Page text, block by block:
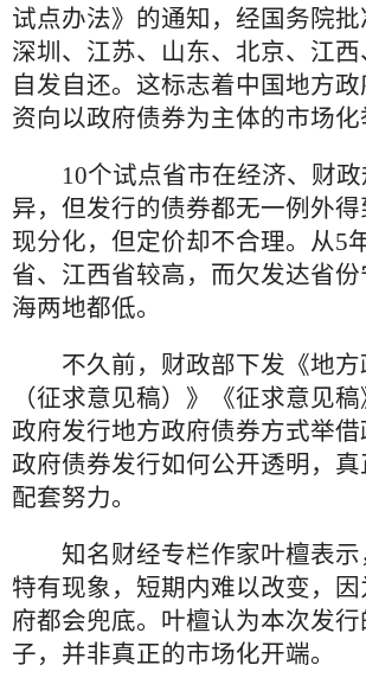
试点办法》的通知，经国务院
深圳、江苏、山东、北京、江
自发自还。这标志着中国地方
资向以政府债券为主体的市场
10个试点省市在经济、财政
异，但发行的债券都无一例外
现分化，但定价却不合理。从5
省、江西省较高，而欠发达省
海两地都低。
不久前，财政部下发《地方
（征求意见稿）》《征求意见
政府发行地方政府债券方式举
政府债券发行如何公开透明，
配套努力。
知名财经专栏作家叶檀表示
特有现象，短期内难以改变，
府都会兜底。叶檀认为本次发
子，并非真正的市场化开端。